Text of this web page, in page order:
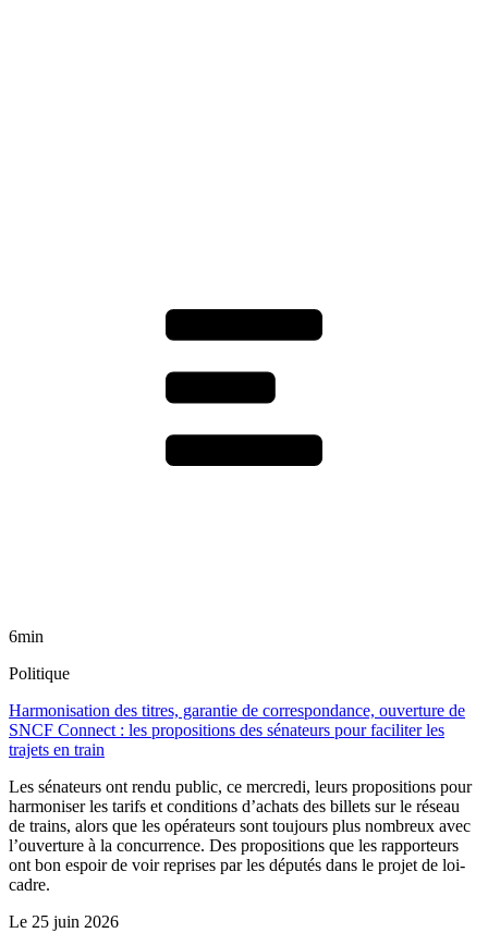
6min
Politique
Harmonisation des titres, garantie de correspondance, ouverture de
SNCF Connect : les propositions des sénateurs pour faciliter les
trajets en train
Les sénateurs ont rendu public, ce mercredi, leurs propositions pour
harmoniser les tarifs et conditions d’achats des billets sur le réseau
de trains, alors que les opérateurs sont toujours plus nombreux avec
l’ouverture à la concurrence. Des propositions que les rapporteurs
ont bon espoir de voir reprises par les députés dans le projet de loi-
cadre.
Le 25 juin 2026